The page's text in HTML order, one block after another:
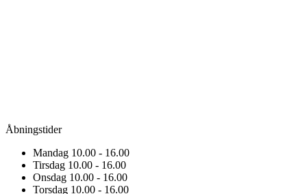
Åbningstider
Mandag 10.00 - 16.00
Tirsdag 10.00 - 16.00
Onsdag 10.00 - 16.00
Torsdag 10.00 - 16.00